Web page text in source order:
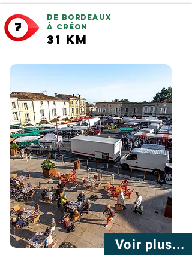
De Bordeaux
à Créon
31 km
Voir plus...